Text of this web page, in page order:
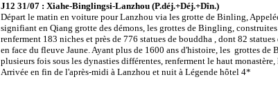
J12 31/07 : Xiahe-Binglingsi-Lanzhou (P.déj.+Déj.+Dîn.)
Départ le matin en voiture pour Lanzhou via les grotte de Binling,
signifiant en Qiang grotte des démons, les grottes de Bingling,
renferment 183 niches et près de 776 statues de bouddha , dont 82
en face du fleuve Jaune. Ayant plus de 1600 ans d'histoire, les grottes de
plusieurs fois sous les dynasties différentes, renferment le haut
Arrivée en fin de l'après-midi à Lanzhou et nuit à Légende hôtel 4*